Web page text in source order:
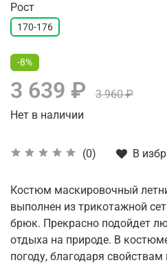
(0) В
Рост
170-176
-8%
3 639 ₽
3 960 ₽
Нет в наличии
Костюм маскировочный
выполнен из трикотажной
брюк. Прекрасно подойдет
отдыха на природе. В
погоду, благодаря